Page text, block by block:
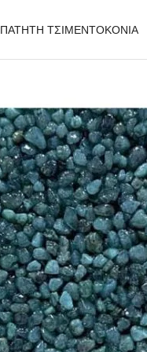
ΠΑΤΗΤΗ ΤΣΙΜΕΝΤΟΚΟΝΙΑ